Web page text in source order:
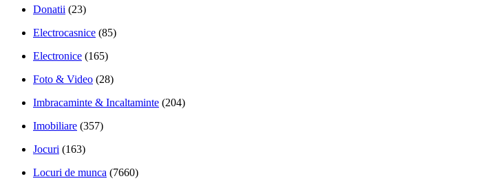
Donatii (23)
Electrocasnice (85)
Electronice (165)
Foto & Video (28)
Imbracaminte & Incaltaminte (204)
Imobiliare (357)
Jocuri (163)
Locuri de munca (7660)